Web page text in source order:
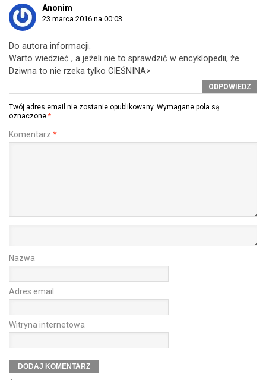
Anonim
23 marca 2016 na 00:03
Do autora informacji.
Warto wiedzieć , a jeżeli nie to sprawdzić w encyklopedii, że
Dziwna to nie rzeka tylko CIEŚNINA>
ODPOWIEDZ
Twój adres email nie zostanie opublikowany. Wymagane pola są
oznaczone *
Komentarz *
Nazwa
Adres email
Witryna internetowa